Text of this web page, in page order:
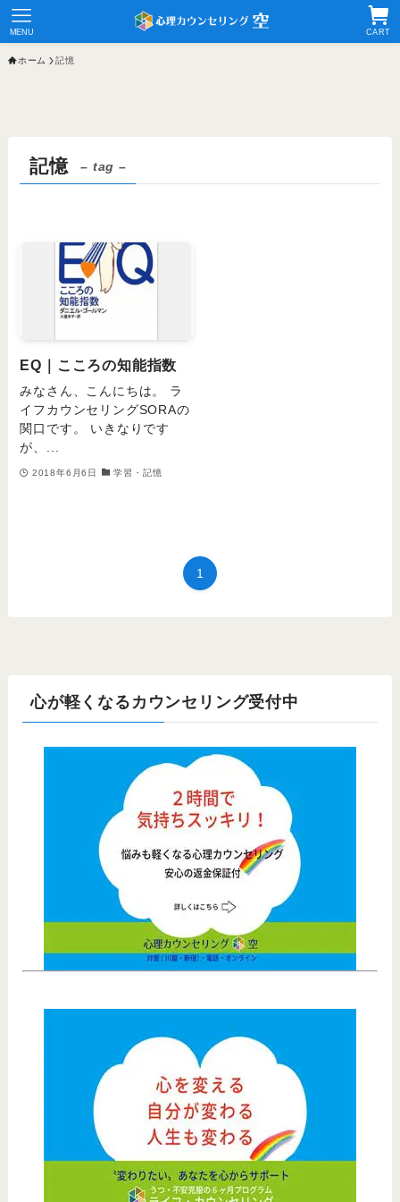
CART
MENU
ホーム 記憶
記憶 – tag –
EQ｜こころの知能指数
みなさん、こんにちは。 ラ
イフカウンセリングSORAの
関口です。 いきなりです
が、...
2018年6月6日 学習・記憶
1
心が軽くなるカウンセリング受付中